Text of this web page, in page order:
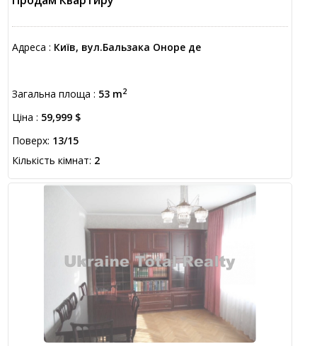
Адреса : Київ, вул.Бальзака Оноре де
Загальна площа : 53 m2
Ціна : 59,999 $
Поверх: 13/15
Кількість кімнат: 2